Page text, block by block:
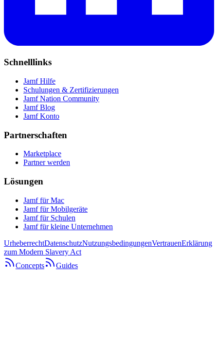
Schnelllinks
Jamf Hilfe
Schulungen & Zertifizierungen
Jamf Nation Community
Jamf Blog
Jamf Konto
Partnerschaften
Marketplace
Partner werden
Lösungen
Jamf für Mac
Jamf für Mobilgeräte
Jamf für Schulen
Jamf für kleine Unternehmen
UrheberrechtDatenschutzNutzungsbedingungenVertrauenErklärung
zum Modern Slavery Act
Concepts
Guides